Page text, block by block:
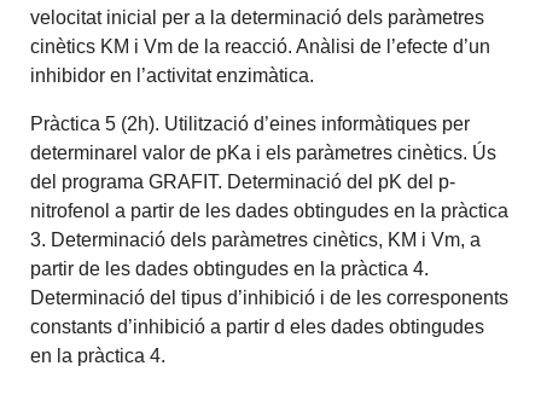
velocitat inicial per a la determinació dels paràmetres
cinètics KM i Vm de la reacció. Anàlisi de l’efecte d’un
inhibidor en l’activitat enzimàtica.
Pràctica 5 (2h). Utilització d’eines informàtiques per
determinarel valor de pKa i els paràmetres cinètics. Ús
del programa GRAFIT. Determinació del pK del p-
nitrofenol a partir de les dades obtingudes en la pràctica
3. Determinació dels paràmetres cinètics, KM i Vm, a
partir de les dades obtingudes en la pràctica 4.
Determinació del tipus d’inhibició i de les corresponents
constants d’inhibició a partir d eles dades obtingudes
en la pràctica 4.